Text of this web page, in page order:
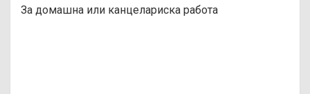
За домашна или канцелариска работа